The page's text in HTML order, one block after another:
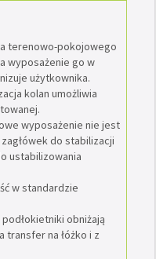
terenowo-pokojowego
wyposażenie go w
użytkownika.
kolan umożliwia
wyposażenie nie jest
do stabilizacji
ustabilizowania
w standardzie
obniżają
transfer na łóżko i z